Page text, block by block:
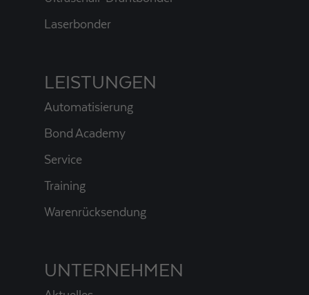
Laserbonder
LEISTUNGEN
Automatisierung
Bond Academy
Service
Training
Warenrücksendung
UNTERNEHMEN